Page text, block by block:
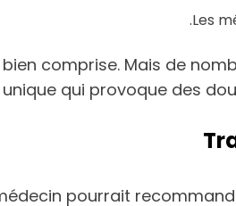
Les
comprise. Mais de
qui provoque des
pourrait